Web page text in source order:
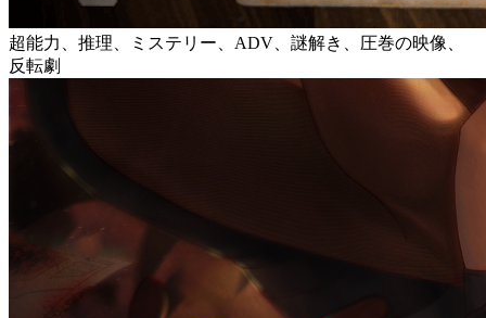
超能力、推理、ミステリー、ADV、謎解き、圧巻の映像、
反転劇